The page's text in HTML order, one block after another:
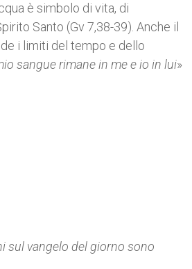
è simbolo di vita, di
Santo (Gv 7,38-39). Anche il
i limiti del tempo e dello
sangue rimane in me e io in lui»
sul vangelo del giorno sono